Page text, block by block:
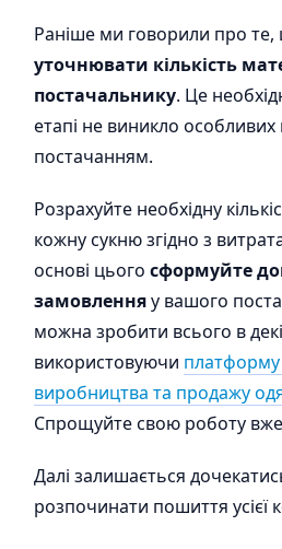
Раніше ми говорили про
уточнювати кількість
постачальнику. Це
етапі не виникло
постачанням.
Розрахуйте необхідну
кожну сукню згідно з
основі цього сформуйте
замовленняу вашого
можна зробити всього в
використовуючи платформу
виробництва та продажу
Спрощуйте свою роботу вже
Далі залишається
розпочинати пошиття усієї